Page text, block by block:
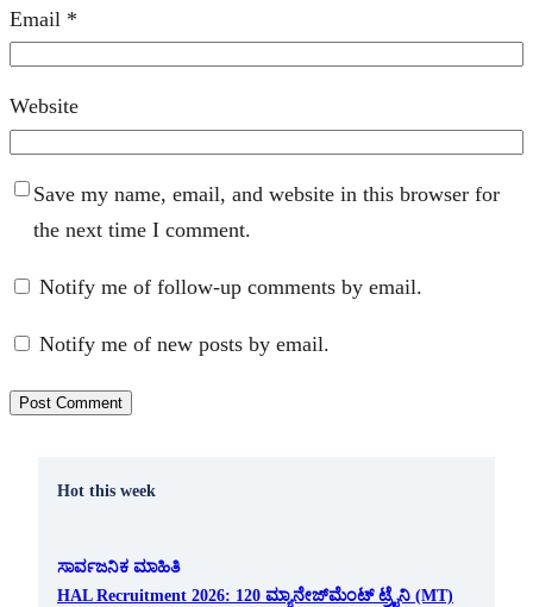
Email *
Website
Save my name, email, and website in this browser for
the next time I comment.
Notify me of follow-up comments by email.
Notify me of new posts by email.
Hot this week
ಸಾರ್ವಜನಿಕ ಮಾಹಿತಿ
HAL Recruitment 2026: 120 ಮ್ಯಾನೇಜ್‌ಮೆಂಟ್ ಟ್ರೈನಿ (MT)